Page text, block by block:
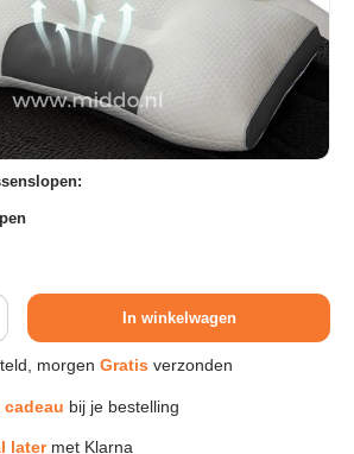
& Schoonmaak
In winkelwagen
morgen Gratis verzonden
cadeau bij je bestelling
latermet Klarna